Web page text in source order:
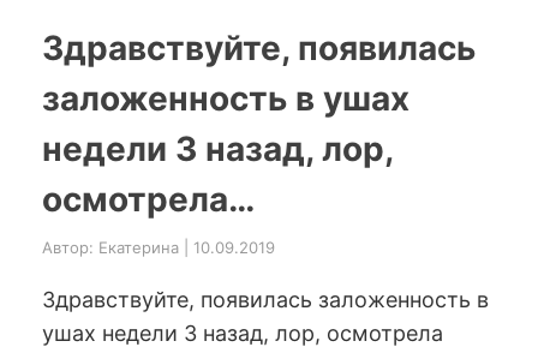
Здравствуйте, появилась
заложенность в ушах
недели 3 назад, лор,
осмотрела…
Автор: Екатерина | 10.09.2019
Здравствуйте, появилась заложенность в
ушах недели 3 назад, лор, осмотрела